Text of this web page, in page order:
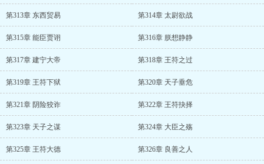
第313章 东西贸易 第314章 太尉欲战
第315章 能臣贾诩 第316章 朕想静静
第317章 建宁大帝 第318章 王符之过
第319章 王符下狱 第320章 天子垂危
第321章 阴险狡诈 第322章 王符抉择
第323章 天子之谋 第324章 大臣之殇
第325章 王符大德 第326章 良善之人